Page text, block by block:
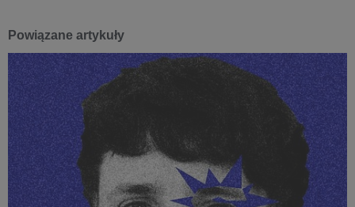
Powiązane artykuły